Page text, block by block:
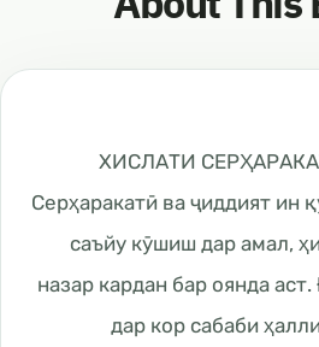
ХИСЛАТИ
Серҳаракатӣ ва ҷиддият ин
саъйу кӯшиш дар амал,
назар кардан бар оянда
дар кор сабаби